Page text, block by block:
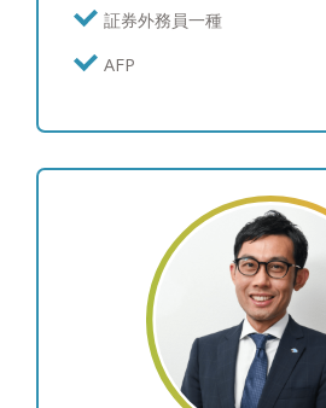
あることは当然として、さらに
コンサルティングを通じて、経
るような貢献をし、ご信頼をい
始めました。水風呂の気持ち良
でも冷水シャワーを浴びるほど
またここ数年関わっている、人
関するワークショップ等への参
りも人生の楽しみの一つになっ
益を兼ねたライフワークとして
証券外務員一種
AFP